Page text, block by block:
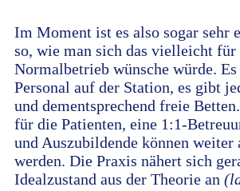
Im Moment ist es also sogar sehr
so, wie man sich das vielleicht für
Normalbetrieb wünsche würde.
Personal auf der Station, es gibt
und dementsprechend freie
für die Patienten, eine 1:1-
und Auszubildende können weiter
werden. Die Praxis nähert sich
Idealzustand aus der Theorie an